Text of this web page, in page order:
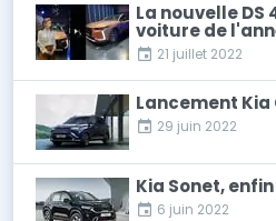
La nouvelle DS
voiture de
21 juillet 2022
Lancement
29 juin 2022
Kia Sonet,
6 juin 2022